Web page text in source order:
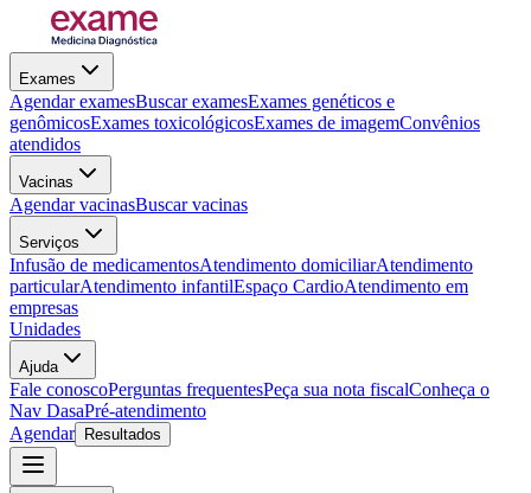
Exames
Agendar examesBuscar examesExames genéticos e
genômicosExames toxicológicosExames de imagemConvênios
atendidos
Vacinas
Agendar vacinasBuscar vacinas
Serviços
Infusão de medicamentosAtendimento domiciliarAtendimento
particularAtendimento infantilEspaço CardioAtendimento em
empresas
Unidades
Ajuda
Fale conoscoPerguntas frequentesPeça sua nota fiscalConheça o
Nav DasaPré-atendimento
Agendar
Resultados